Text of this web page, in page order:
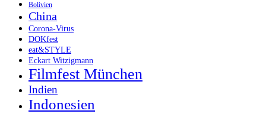
Bolivien
China
Corona-Virus
DOKfest
eat&STYLE
Eckart Witzigmann
Filmfest München
Indien
Indonesien